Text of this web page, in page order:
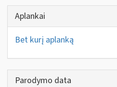
Aplankai
Bet kurį aplanką
Parodymo data